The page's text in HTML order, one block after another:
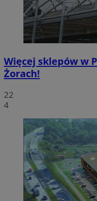
Więcej sklepów w
Żorach!
22
4